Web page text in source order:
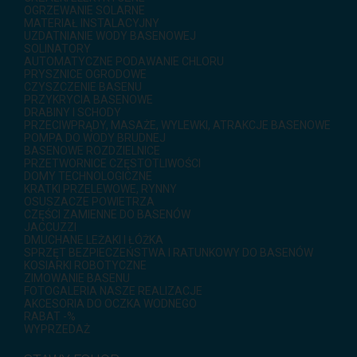
OGRZEWANIE SOLARNE
MATERIAŁ INSTALACYJNY
UZDATNIANIE WODY BASENOWEJ
SOLINATORY
AUTOMATYCZNE PODAWANIE CHLORU
PRYSZNICE OGRODOWE
CZYSZCZENIE BASENU
PRZYKRYCIA BASENOWE
DRABINY I SCHODY
PRZECIWPRĄDY, MASAŻE, WYLEWKI, ATRAKCJE BASENOWE
POMPA DO WODY BRUDNEJ
BASENOWE ROZDZIELNICE
PRZETWORNICE CZĘSTOTLIWOŚCI
DOMY TECHNOLOGICZNE
KRATKI PRZELEWOWE, RYNNY
OSUSZACZE POWIETRZA
CZĘŚCI ZAMIENNE DO BASENÓW
JACCUZZI
DMUCHANE LEŻAKI I ŁÓŻKA
SPRZĘT BEZPIECZEŃSTWA I RATUNKOWY DO BASENÓW
KOSIARKI ROBOTYCZNE
ZIMOWANIE BASENU
FOTOGALERIA NASZE REALIZACJE
AKCESORIA DO OCZKA WODNEGO
RABAT -%
WYPRZEDAŻ